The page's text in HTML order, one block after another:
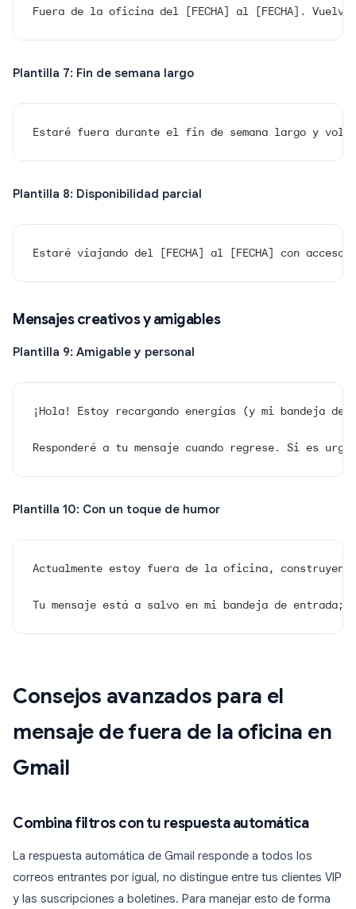
Fuera de la oficina del [FECHA] al [FECHA]. Vuelvo
Plantilla 7: Fin de semana largo
Estaré fuera durante el fin de semana largo y
Plantilla 8: Disponibilidad parcial
Estaré viajando del [FECHA] al [FECHA] con
Mensajes creativos y amigables
Plantilla 9: Amigable y personal
¡Hola! Estoy recargando energías (y mi bandeja de
Responderé a tu mensaje cuando regrese. Si es
Plantilla 10: Con un toque de humor
Actualmente estoy fuera de la oficina,
Tu mensaje está a salvo en mi bandeja de entrada;
Consejos avanzados para el
mensaje de fuera de la oficina en
Gmail
Combina filtros con tu respuesta automática
La respuesta automática de Gmail responde a todos los
correos entrantes por igual, no distingue entre tus clientes VIP
y las suscripciones a boletines. Para manejar esto de forma